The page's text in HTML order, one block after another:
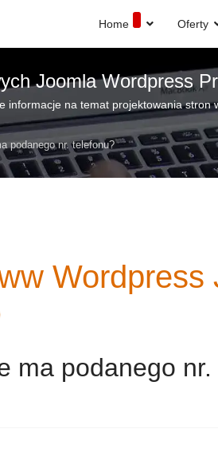
Home Oferty
Joomla Wordpress
informacje na temat projektowania stron
podanego nr. telefonu?
Wordpress
ma podanego nr.